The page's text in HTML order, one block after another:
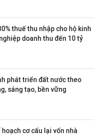
thuế thu nhập cho hộ kinh
doanh thu đến 10 tỷ
phát triển đất nước theo
sáng tạo, bền vững
hoạch cơ cấu lại vốn nhà